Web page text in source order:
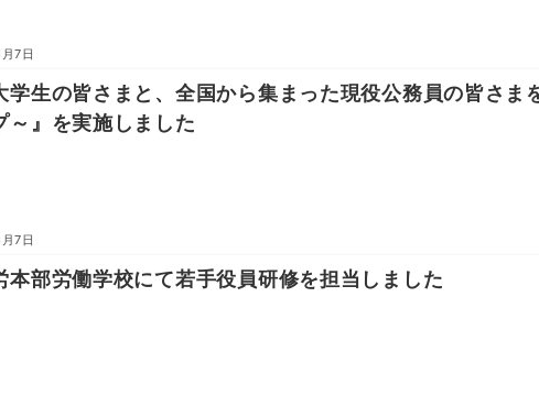
7日
学生の皆さまと、全国から集まった現役公務員の皆さ
～』を実施しました
7日
本部労働学校にて若手役員研修を担当しました